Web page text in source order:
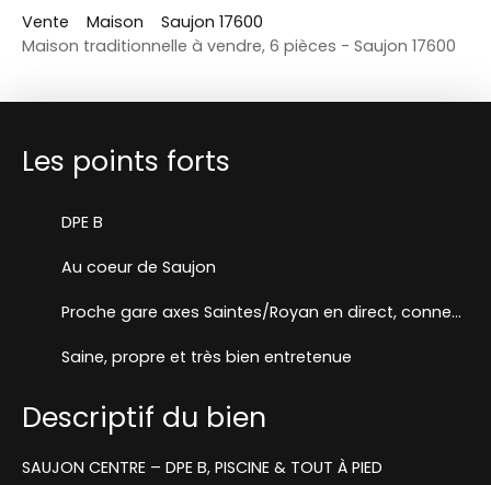
Vente Maison
Saujon 17600
Maison traditionnelle à vendre, 6 pièces - Saujon 17600
Les points forts
DPE B
Au coeur de Saujon
Proche gare axes Saintes/Royan en direct, connection Bordeaux et La Rochelle
Saine, propre et très bien entretenue
Descriptif du bien
SAUJON CENTRE – DPE B, PISCINE & TOUT À PIED